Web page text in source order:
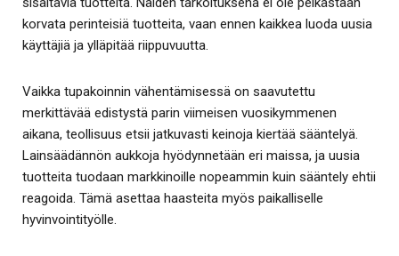
korvata perinteisiä tuotteita, vaan ennen kaikkea luoda uusia
käyttäjiä ja ylläpitää riippuvuutta.
Vaikka tupakoinnin vähentämisessä on saavutettu
merkittävää edistystä parin viimeisen vuosikymmenen
aikana, teollisuus etsii jatkuvasti keinoja kiertää sääntelyä.
Lainsäädännön aukkoja hyödynnetään eri maissa, ja uusia
tuotteita tuodaan markkinoille nopeammin kuin sääntely ehtii
reagoida. Tämä asettaa haasteita myös paikalliselle
hyvinvointityölle.